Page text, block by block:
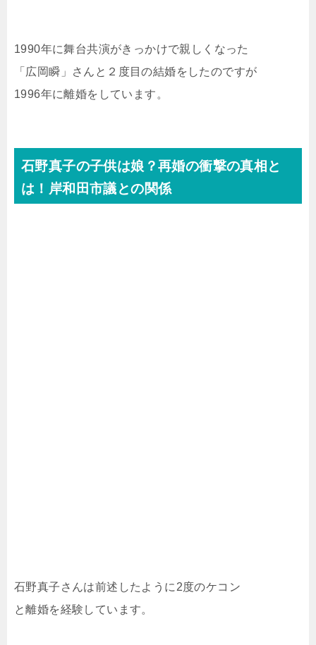
1990年に舞台共演がきっかけで親しくなった
「広岡瞬」さんと２度目の結婚をしたのですが
1996年に離婚をしています。
石野真子の子供は娘？再婚の衝撃の真相と
は！岸和田市議との関係
石野真子さんは前述したように2度のケコン
と離婚を経験しています。